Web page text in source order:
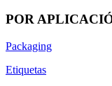
POR
Packaging
Etiquetas